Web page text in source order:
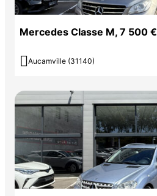
Mercedes Classe M, 7 500 €
 Aucamville (31140)